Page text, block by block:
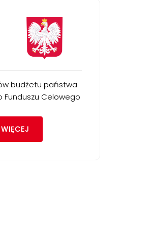
budżetu państwa
Funduszu Celowego